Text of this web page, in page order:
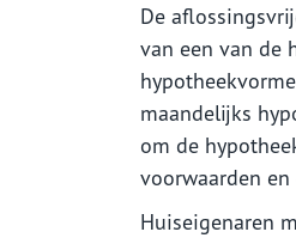
De
van een van de
maandelijks
om de
voorwaarden
Huiseigenaren